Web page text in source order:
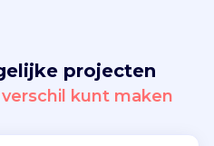
project
projecten
kunt maken